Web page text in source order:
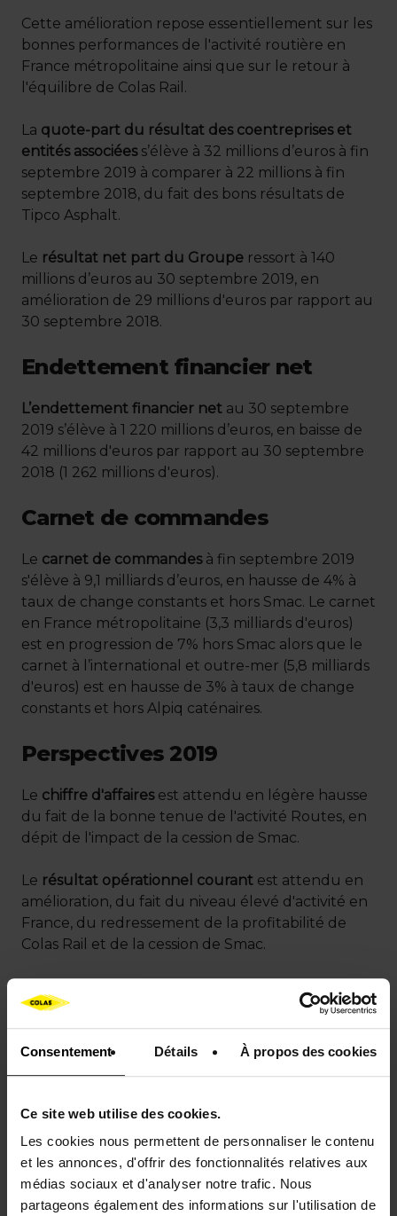
Consentement Détails À propos des cookies
Ce site web utilise des cookies.
Les cookies nous permettent de personnaliser le contenu
et les annonces, d'offrir des fonctionnalités relatives aux
médias sociaux et d'analyser notre trafic. Nous
partageons également des informations sur l'utilisation de
Cette amélioration repose essentiellement sur les
bonnes performances de l'activité routière en
France métropolitaine ainsi que sur le retour à
l'équilibre de Colas Rail.
La quote-part du résultat des coentreprises et
entités associéess’élève à 32 millions d’euros à fin
septembre 2019 à comparer à 22 millions à fin
septembre 2018, du fait des bons résultats de
Tipco Asphalt.
Le résultat net part du Groupe ressort à 140
millions d’euros au 30 septembre 2019, en
amélioration de 29 millions d'euros par rapport au
30 septembre 2018.
Endettement financier net
L’endettement financier net au 30 septembre
2019 s’élève à 1 220 millions d’euros, en baisse de
42 millions d'euros par rapport au 30 septembre
2018 (1 262 millions d'euros).
Carnet de commandes
Le carnet de commandesà fin septembre 2019
s'élève à 9,1 milliards d’euros, en hausse de 4% à
taux de change constants et hors Smac. Le carnet
en France métropolitaine (3,3 milliards d'euros)
est en progression de 7% hors Smac alors que le
carnet à l’international et outre-mer (5,8 milliards
d'euros) est en hausse de 3% à taux de change
constants et hors Alpiq caténaires.
Perspectives 2019
Le chiffre d'affairesest attendu en légère hausse
du fait de la bonne tenue de l'activité Routes, en
dépit de l'impact de la cession de Smac.
Le résultat opérationnel courant est attendu en
amélioration, du fait du niveau élevé d'activité en
France, du redressement de la profitabilité de
Colas Rail et de la cession de Smac.
Compte de résultat consolidé
résumé du troisième trimestre